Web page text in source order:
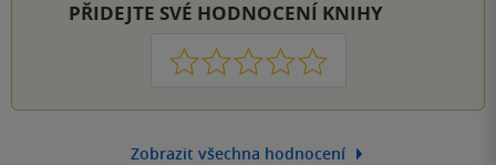
PŘIDEJTE SVÉ HODNOCENÍ KNIHY
1 2 3 4 5
Zobrazit všechna hodnocení